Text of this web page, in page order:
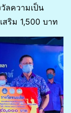
ลความเป็น
สริม 1,500 บาท